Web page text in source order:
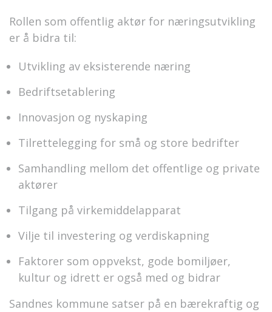
Rollen som offentlig aktør for næringsutvikling
er å bidra til:
Utvikling av eksisterende næring
Bedriftsetablering
Innovasjon og nyskaping
Tilrettelegging for små og store bedrifter
Samhandling mellom det offentlige og private
aktører
Tilgang på virkemiddelapparat
Vilje til investering og verdiskapning
Faktorer som oppvekst, gode bomiljøer,
kultur og idrett er også med og bidrar
Sandnes kommune satser på en bærekraftig og